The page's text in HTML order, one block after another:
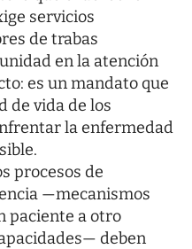
servicios
de trabas
en la atención
es un mandato que
de vida de los
la enfermedad
procesos de
—mecanismos
paciente a otro
deben